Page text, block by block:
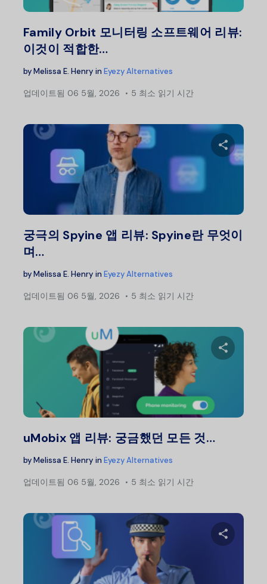
Family Orbit 모니터링 소프트웨어 리뷰:
이것이 적합한…
byMelissa E. Henry in Eyezy Alternatives
업데이트됨 06 5월, 2026 5 최소 읽기 시간
궁극의 Spyine 앱 리뷰: Spyine란 무엇이
며…
byMelissa E. Henry in Eyezy Alternatives
업데이트됨 06 5월, 2026 5 최소 읽기 시간
uMobix 앱 리뷰: 궁금했던 모든 것…
byMelissa E. Henry in Eyezy Alternatives
업데이트됨 06 5월, 2026 5 최소 읽기 시간